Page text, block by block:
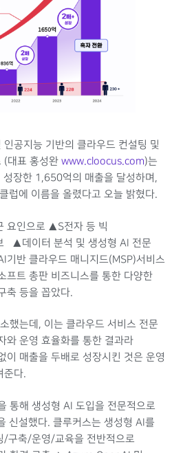
공지능 기반의 클라우드 컨설팅 및
(대표 홍성완 www.cloocus.com)는
장한 1,650억의 매출을 달성하며,
럽에 이름을 올렸다고 오늘 밝혔다.
요인으로 ▲S전자 등 빅
▲데이터 분석 및 생성형 AI 전문
반 클라우드 매니지드(MSP)서비스
트 총판 비즈니스를 통한 다양한
축 등을 꼽았다.
했는데, 이는 클라우드 서비스 전문
와 운영 효율화를 통한 결과라
이 매출을 두배로 성장시킨 것은 운영
준다.
통해 생성형 AI 도입을 전문적으로
신설했다. 클루커스는 생성형 AI를
/구축/운영/교육을 전반적으로